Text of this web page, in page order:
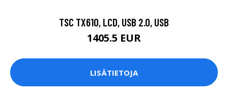
TSC TX610, LCD, USB 2.0, USB
1405.5 EUR
LISÄTIETOJA